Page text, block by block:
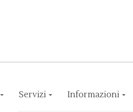
Servizi Informazioni